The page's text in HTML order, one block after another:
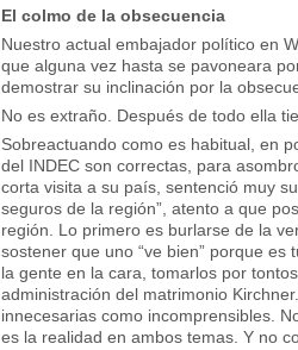
El colmo de la obsecuencia
Nuestro actual embajador político en
que alguna vez hasta se pavoneara
demostrar su inclinación por la
No es extraño. Después de todo ella
Sobreactuando como es habitual, en
del INDEC son correctas, para
corta visita a su país, sentenció muy
seguros de la región”, atento a que
región. Lo primero es burlarse de la
sostener que uno “ve bien” porque
la gente en la cara, tomarlos por
administración del matrimonio
innecesarias como incomprensibles.
es la realidad en ambos temas. Y no